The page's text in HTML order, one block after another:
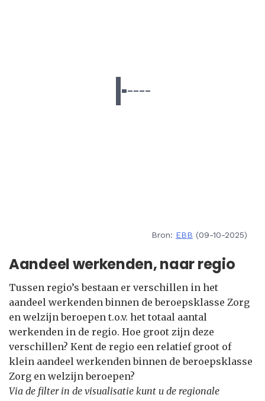
Bron: EBB (09-10-2025)
Aandeel werkenden, naar regio
Tussen regio’s bestaan er verschillen in het
aandeel werkenden binnen de beroepsklasse Zorg
en welzijn beroepen t.o.v. het totaal aantal
werkenden in de regio. Hoe groot zijn deze
verschillen? Kent de regio een relatief groot of
klein aandeel werkenden binnen de beroepsklasse
Zorg en welzijn beroepen?
Via de filter in de visualisatie kunt u de regionale